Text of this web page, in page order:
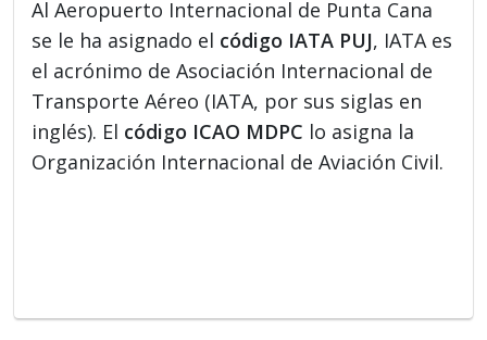
Al Aeropuerto Internacional de Punta Cana
se le ha asignado el código IATA PUJ, IATA es
el acrónimo de Asociación Internacional de
Transporte Aéreo (IATA, por sus siglas en
inglés). El código ICAO MDPC lo asigna la
Organización Internacional de Aviación Civil.